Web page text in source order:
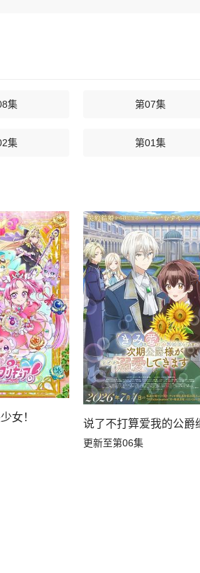
集 第07集
集 第01集
女！ 说了不打算爱我的公爵
更新至第06集